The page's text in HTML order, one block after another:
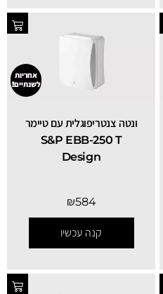
ונטה צנטריפוגלית עם טיימר
S&P EBB-250 T
Design
₪584
קנה עכשיו
אחריות
לשנתיים!